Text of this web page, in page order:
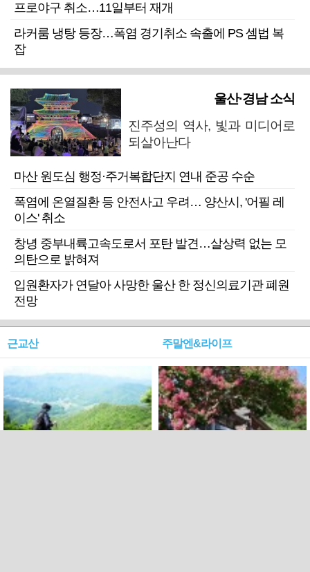
프로야구 취소…11일부터 재개
라커룸 냉탕 등장…폭염 경기취소 속출에 PS 셈법 복
잡
울산·경남 소식
진주성의 역사, 빛과 미디어로
되살아난다
마산 원도심 행정·주거복합단지 연내 준공 수순
폭염에 온열질환 등 안전사고 우려… 양산시, '어필 레
이스' 취소
창녕 중부내륙고속도로서 포탄 발견…살상력 없는 모
의탄으로 밝혀져
입원환자가 연달아 사망한 울산 한 정신의료기관 폐원
전망
근교산 주말엔&라이프